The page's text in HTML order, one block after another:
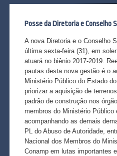
Posse da Diretoria e Conselho
A nova Diretoria e o Conselho
última sexta-feira (31), em
atuará no biênio 2017-2019.
pautas desta nova gestão é o
Ministério Público do Estado
priorizar a aquisição de
padrão de construção nos
membros do Ministério
acompanhando as demais
PL do Abuso de Autoridade,
Nacional dos Membros do
Conamp em lutas importantes